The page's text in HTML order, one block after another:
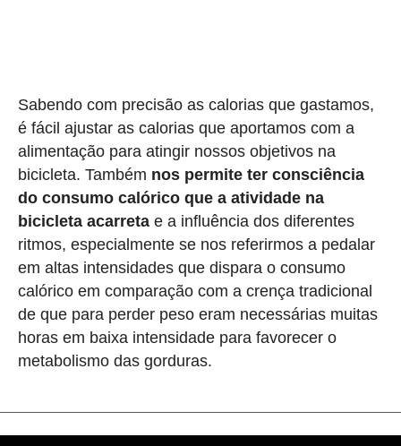
Sabendo com precisão as calorias que gastamos,
é fácil ajustar as calorias que aportamos com a
alimentação para atingir nossos objetivos na
bicicleta. Também nos permite ter consciência
do consumo calórico que a atividade na
bicicleta acarretae a influência dos diferentes
ritmos, especialmente se nos referirmos a pedalar
em altas intensidades que dispara o consumo
calórico em comparação com a crença tradicional
de que para perder peso eram necessárias muitas
horas em baixa intensidade para favorecer o
metabolismo das gorduras.